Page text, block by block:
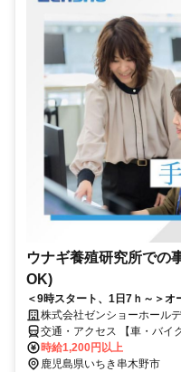
ウナギ養殖研究所での
OK)
＜9時スタート、1日7ｈ～＞オ
株式会社ゼンショーホール
交通・アクセス 【車・バイ
分
時給1,200円以上
鹿児島県いちき串木野市